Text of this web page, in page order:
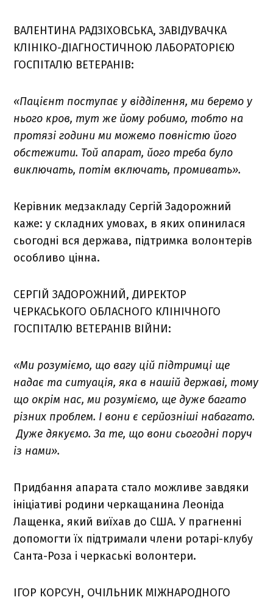
ВАЛЕНТИНА РАДЗІХОВСЬКА, ЗАВІДУВАЧКА
КЛІНІКО-ДІАГНОСТИЧНОЮ ЛАБОРАТОРІЄЮ
ГОСПІТАЛЮ ВЕТЕРАНІВ:
«Пацієнт поступає у відділення, ми беремо у
нього кров, тут же йому робимо, тобто на
протязі години ми можемо повністю його
обстежити. Той апарат, його треба було
виключать, потім включать, промивать».
Керівник медзакладу Сергій Задорожний
каже: у складних умовах, в яких опинилася
сьогодні вся держава, підтримка волонтерів
особливо цінна.
СЕРГІЙ ЗАДОРОЖНИЙ, ДИРЕКТОР
ЧЕРКАСЬКОГО ОБЛАСНОГО КЛІНІЧНОГО
ГОСПІТАЛЮ ВЕТЕРАНІВ ВІЙНИ:
«Ми розуміємо, що вагу цій підтримці ще
надає та ситуація, яка в нашій державі, тому
що окрім нас, ми розуміємо, ще дуже багато
різних проблем. І вони є серйозніші набагато.
Дуже дякуємо. За те, що вони сьогодні поруч
із нами».
Придбання апарата стало можливе завдяки
ініціативі родини черкащанина Леоніда
Лащенка, який виїхав до США. У прагненні
допомогти їх підтримали члени ротарі-клубу
Санта-Роза і черкаські волонтери.
ІГОР КОРСУН, ОЧІЛЬНИК МІЖНАРОДНОГО